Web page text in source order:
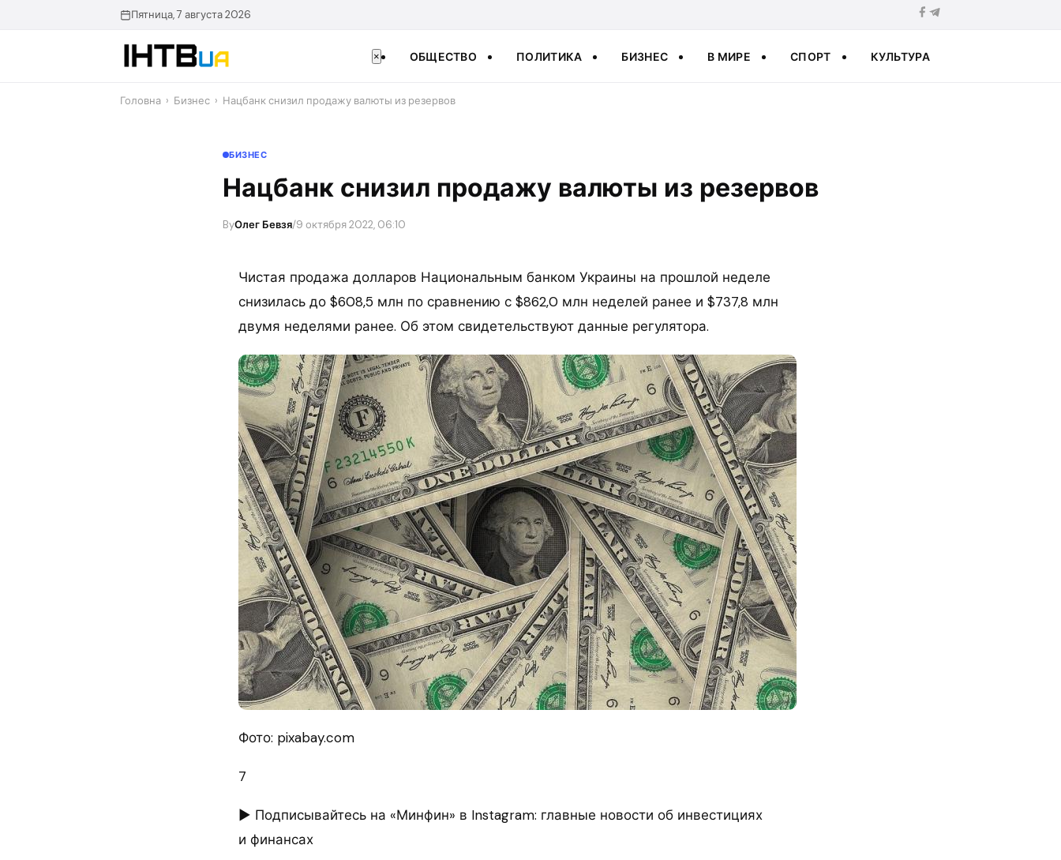
Пятница, 7 августа 2026
× ОБЩЕСТВО ПОЛИТИКА БИЗНЕС В МИРЕ СПОРТ КУЛЬТУРА
Головна › Бизнес › Нацбанк снизил продажу валюты из резервов
БИЗНЕС
Нацбанк снизил продажу валюты из резервов
ByОлег Бевзя/9 октября 2022, 06:10
Чистая продажа долларов Национальным банком Украины на прошлой неделе
снизилась до $608,5 млн по сравнению с $862,0 млн неделей ранее и $737,8 млн
двумя неделями ранее. Об этом свидетельствуют данные регулятора.
Фото: pixabay.com
7
► Подписывайтесь на «Минфин» в Instagram: главные новости об инвестициях
и финансах